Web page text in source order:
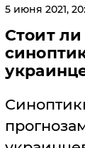
5 июня 2021,
Стоит